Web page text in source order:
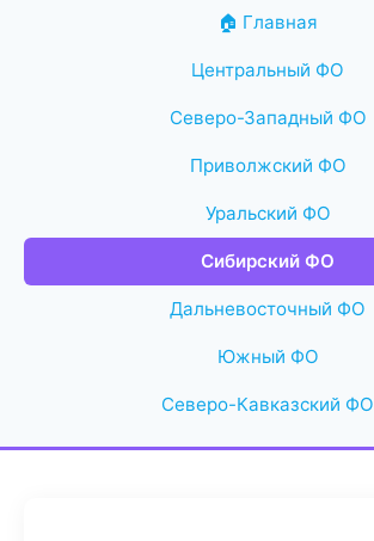
🏠 Главная
Центральный ФО
Северо-Западный ФО
Приволжский ФО
Уральский ФО
Сибирский ФО
Дальневосточный ФО
Южный ФО
Северо-Кавказский ФО